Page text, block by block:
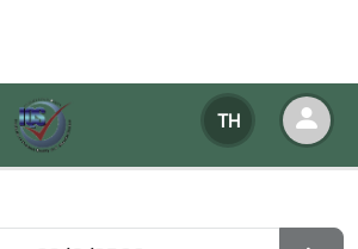
TH
มของหน่วยงาน
ของหน่วยงาน